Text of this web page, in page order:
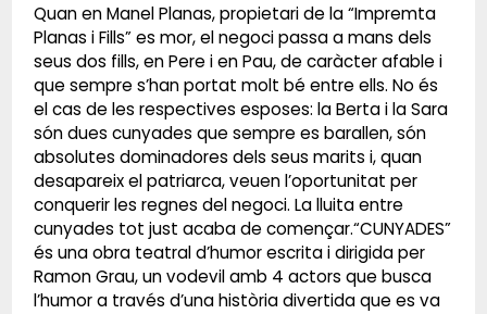
Quan en Manel Planas, propietari de la “Impremta
Planas i Fills” es mor, el negoci passa a mans dels
seus dos fills, en Pere i en Pau, de caràcter afable i
que sempre s’han portat molt bé entre ells. No és
el cas de les respectives esposes: la Berta i la Sara
són dues cunyades que sempre es barallen, són
absolutes dominadores dels seus marits i, quan
desapareix el patriarca, veuen l’oportunitat per
conquerir les regnes del negoci. La lluita entre
cunyades tot just acaba de començar.“CUNYADES”
és una obra teatral d’humor escrita i dirigida per
Ramon Grau, un vodevil amb 4 actors que busca
l’humor a través d’una història divertida que es va